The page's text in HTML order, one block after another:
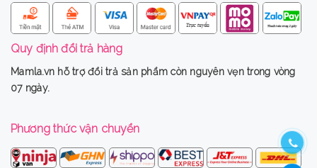
Quy định đổi trả hàng
Mamla.vn hỗ trợ đổi trả sản phẩm còn nguyên vẹn trong vòng
07 ngày.
Phương thức vận chuyển